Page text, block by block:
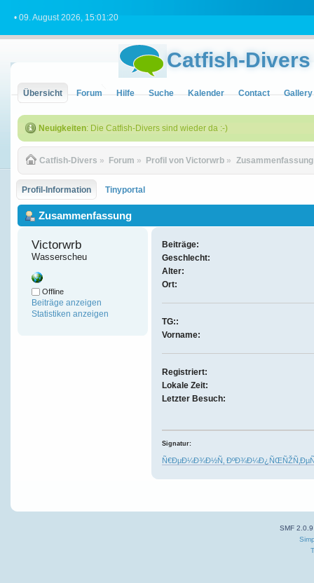
• 09. August 2026, 15:01:20
Catfish-Divers
Übersicht Forum Hilfe Suche Kalender Contact Gallery
Neuigkeiten: Die Catfish-Divers sind wieder da :-)
Catfish-Divers » Forum » Profil von Victorwrb » Zusammenfassung
Profil-Information Tinyportal
Zusammenfassung
Victorwrb
Wasserscheu
Offline
Beiträge anzeigen
Statistiken anzeigen
Beiträge:
Geschlecht:
Alter:
Ort:
TG::
Vorname:
Registriert:
Lokale Zeit:
Letzter Besuch:
Signatur:
Ñ€ÐµÐ¼Ð¾Ð½Ñ‚
SMF 2.0.9